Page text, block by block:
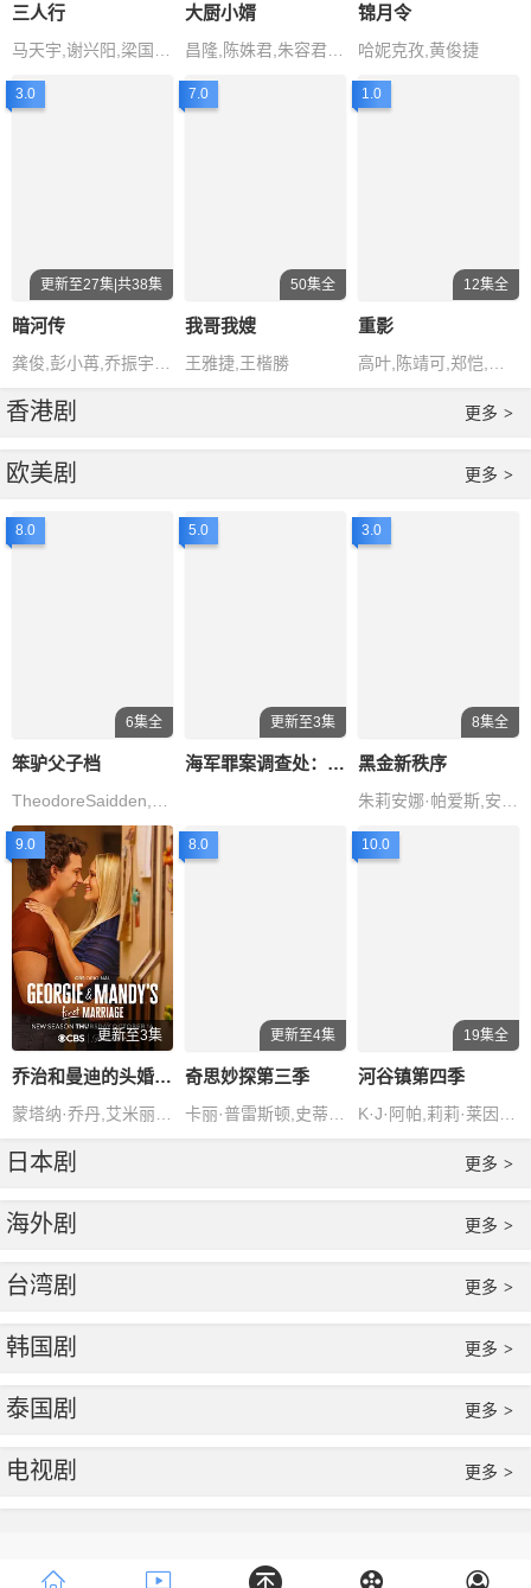
三人行 大厨小婿
昌隆,陈姝君,朱容君,李泓楷,余凯
锦月令
哈妮克孜,黄俊捷
3.0
更新至27集|共38集
暗河传
龚俊,彭小苒,乔振宇,常华森,杨雨
7.0
50集全
我哥我嫂
王雅捷,王楷勝
1.0
12集全
重影
高叶,陈靖可,郑恺,唐曾,薛昊婧
香港剧 更多 >
欧美剧 更多 >
8.0
6集全
笨驴父子档
5.0
更新至3集
海军罪案调查处：悉尼第三季
3.0
8集全
黑金新秩序
9.0
更新至3集
乔治和曼迪的头婚生活第二季
8.0
更新至4集
奇思妙探第三季
10.0
19集全
河谷镇第四季
日本剧 更多 >
海外剧 更多 >
台湾剧 更多 >
韩国剧 更多 >
泰国剧 更多 >
电视剧 更多 >
Copyright © 2016-2018 www.ZanPianCms.Com
.All Rights